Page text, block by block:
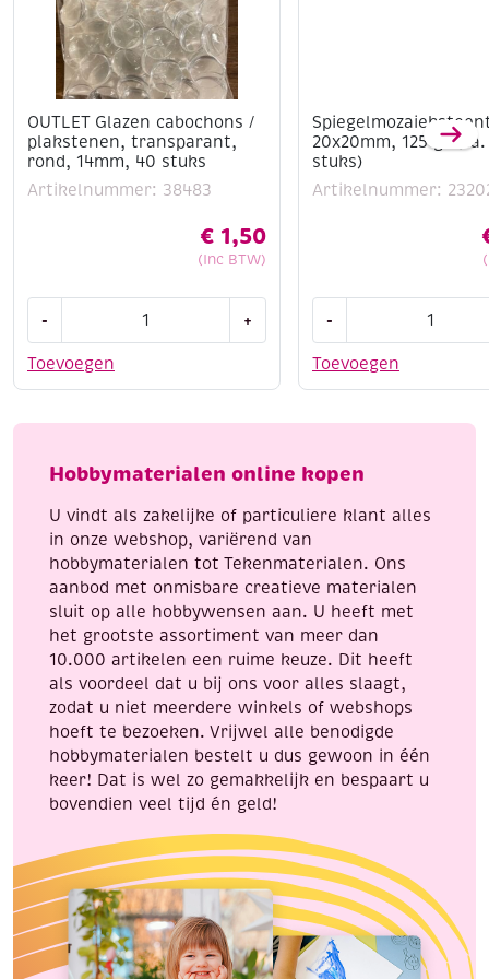
OUTLET Glazen cabochons /
plakstenen, transparant,
rond, 14mm, 40 stuks
Artikelnummer: 38483
€ 1,50
(Inc BTW)
Toevoegen
-
cabochons
transparant,
14mm,
stuks
aantal
+
20x20mm, 125 gr
stuks)
Artikelnummer:
Toevoegen
-
125
40
aantal
Hobbymaterialen online kopen
U vindt als zakelijke of particuliere klant alles
in onze webshop, variërend van
hobbymaterialen tot Tekenmaterialen. Ons
aanbod met onmisbare creatieve materialen
sluit op alle hobbywensen aan. U heeft met
het grootste assortiment van meer dan
10.000 artikelen een ruime keuze. Dit heeft
als voordeel dat u bij ons voor alles slaagt,
zodat u niet meerdere winkels of webshops
hoeft te bezoeken. Vrijwel alle benodigde
hobbymaterialen bestelt u dus gewoon in één
keer! Dat is wel zo gemakkelijk en bespaart u
bovendien veel tijd én geld!